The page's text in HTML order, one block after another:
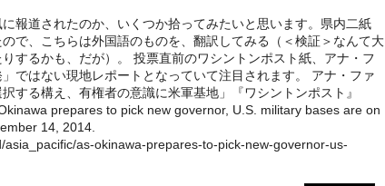
報道されたのか、いくつか拾ってみたいと思います。県内二紙
で、こちらは外国語のものを、翻訳してみる（＜検証＞なんて大
するかも、だが）。 投票直前のワシントンポスト紙、アナ・フ
ではない現地レポートとなっていて注目されます。 アナ・ファ
する構え、有権者の意識に米軍基地」『ワシントンポスト』
prepares to pick new governor, U.S. military bases are on
14, 2014.
as-okinawa-prepares-to-pick-new-governor-us-